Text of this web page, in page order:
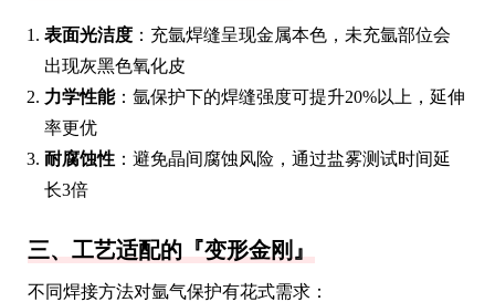
表面光洁度 ：充氩焊缝呈现金属本色，未充氩部位会
出现灰黑色氧化皮
力学性能：氩保护下的焊缝强度可提升20%以上，延伸
率更优
耐腐蚀性 ：避免晶间腐蚀风险，通过盐雾测试时间延
长3倍
三、工艺适配的『变形金刚』
不同焊接方法对氩气保护有花式需求：